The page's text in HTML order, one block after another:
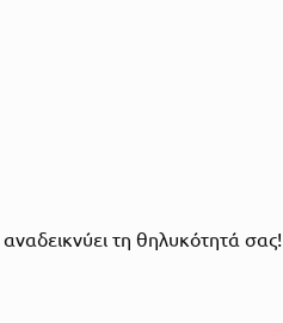
τη θηλυκότητά σας!